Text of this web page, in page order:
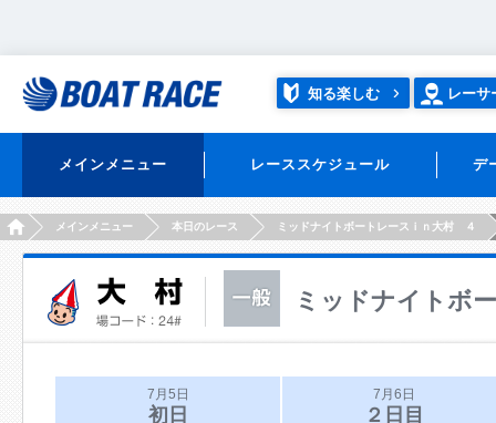
知る楽しむ レーサ
メインメニュー レーススケジュール デ
HOMEメインメニュー 本日のレース ミッドナイトボートレースｉｎ大村 ４
ミッドナイトボ
7月5日
初日
7月6日
２日目